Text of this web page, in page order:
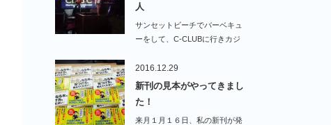
人
サンセットビーチでバーベキュ
ーをして、C-CLUBに行きカジ
2016.12.29
新刊の見本がやってきまし
た！
来月１月１６日、私の新刊が発